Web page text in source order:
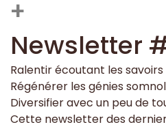
+
Newsletter
Ralentir écoutant les
Régénérer les génies
Diversifier avec un peu de
Cette newsletter des